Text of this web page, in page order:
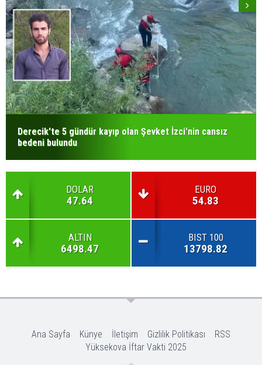
Derecik'te 5 gündür kayıp olan Şevket İzci'nin cansız
bedeni bulundu
DOLAR
47.64
EURO
54.83
ALTIN
6498.47
BIST 100
13798.82
Ana Sayfa Künye İletişim Gizlilik Politikası
RSS
Yüksekova İftar Vakti 2025